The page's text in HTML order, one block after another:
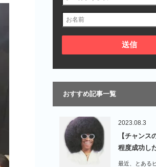
おすすめ記事一覧
2023.08.3
【チャンス
程度成功し
め…
最近、とある